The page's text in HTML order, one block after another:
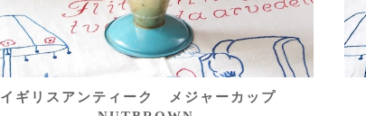
イギリスアンティーク メジャーカップ